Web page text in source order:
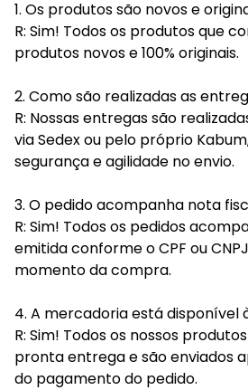
1. Os produtos são novos e
R: Sim! Todos os produtos que
produtos novos e 100% originais.
2. Como são realizadas as
R: Nossas entregas são
via Sedex ou pelo próprio
segurança e agilidade no envio.
3. O pedido acompanha nota
R: Sim! Todos os pedidos
emitida conforme o CPF ou
momento da compra.
4. A mercadoria está
R: Sim! Todos os nossos
pronta entrega e são enviados
do pagamento do pedido.